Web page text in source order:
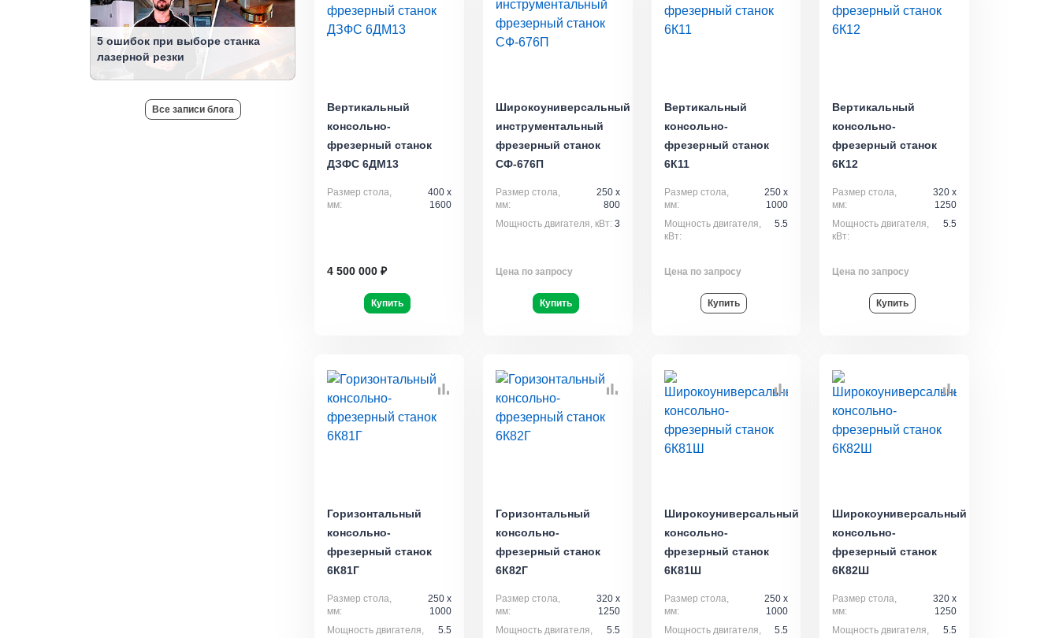
5 ошибок при выборе станка
лазерной резки
Все записи блога
Вертикальный
консольно-
фрезерный станок
ДЗФС 6ДМ13
Размер стола,
мм:
400 x
1600
4 500 000 ₽
Купить
Широкоуниверсальный
инструментальный
фрезерный станок
СФ-676П
Размер стола,
мм:
250 x
800
Мощность двигателя, кВт: 3
Цена по запросу
Купить
Вертикальный
консольно-
фрезерный станок
6К11
Размер стола,
мм:
250 x
1000
Мощность двигателя,
кВт:
5.5
Цена по запросу
Купить
Вертикальный
консольно-
фрезерный станок
6К12
Размер стола,
мм:
320 x
1250
Мощность двигателя,
кВт:
5.5
Цена по запросу
Купить
Горизонтальный
консольно-
фрезерный станок
6К81Г
Размер стола,
мм:
250 x
1000
Мощность двигателя,
5.5
Горизонтальный
консольно-
фрезерный станок
6К82Г
Размер стола,
мм:
320 x
1250
Мощность двигателя,
5.5
Широкоуниверсальный
консольно-
фрезерный станок
6К81Ш
Размер стола,
мм:
250 x
1000
Мощность двигателя,
5.5
Широкоуниверсальный
консольно-
фрезерный станок
6К82Ш
Размер стола,
мм:
320 x
1250
Мощность двигателя,
5.5